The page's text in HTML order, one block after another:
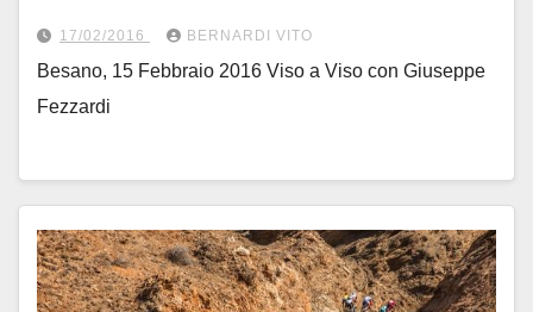
17/02/2016 BERNARDI VITO
Besano, 15 Febbraio 2016 Viso a Viso con Giuseppe
Fezzardi